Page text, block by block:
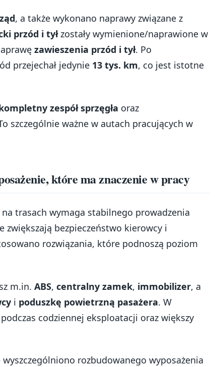
, a także wykonano naprawy związane z
przód i tyłzostały wymienione/naprawione w
zawieszenia przód i tył. Po
przejechał jedynie 13 tys. km, co jest istotne
zespół sprzęgła oraz
szczególnie ważne w autach pracujących w
które ma znaczenie w pracy
trasach wymaga stabilnego prowadzenia
bezpieczeństwo kierowcy i
rozwiązania, które podnoszą poziom
m.in. ABS, centralny zamek, immobilizer, a
i poduszkę powietrzną pasażera. W
codziennej eksploatacji oraz większy
rozbudowanego wyposażenia